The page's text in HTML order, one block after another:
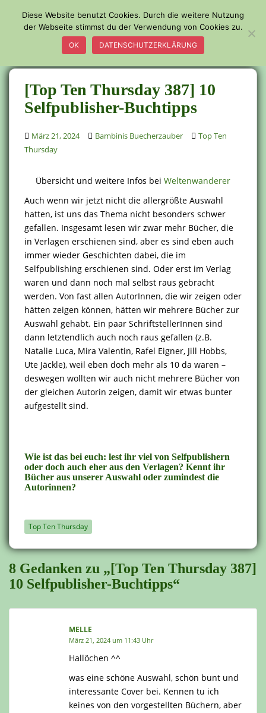
[Top Ten Thursday 387] 10
Selfpublisher-Buchtipps
März 21, 2024 Bambinis Buecherzauber
Top Ten
Thursday
Übersicht und weitere Infos bei Weltenwanderer
Auch wenn wir jetzt nicht die allergrößte Auswahl
hatten, ist uns das Thema nicht besonders schwer
gefallen. Insgesamt lesen wir zwar mehr Bücher, die
in Verlagen erschienen sind, aber es sind eben auch
immer wieder Geschichten dabei, die im
Selfpublishing erschienen sind. Oder erst im Verlag
waren und dann noch mal selbst raus gebracht
werden. Von fast allen AutorInnen, die wir zeigen oder
hätten zeigen können, hätten wir mehrere Bücher zur
Auswahl gehabt. Ein paar SchriftstellerInnen sind
dann letztendlich auch noch raus gefallen (z.B.
Natalie Luca, Mira Valentin, Rafel Eigner, Jill Hobbs,
Ute Jäckle), weil eben doch mehr als 10 da waren –
deswegen wollten wir auch nicht mehrere Bücher von
der gleichen Autorin zeigen, damit wir etwas bunter
aufgestellt sind.
Wie ist das bei euch: lest ihr viel von Selfpublishern
oder doch auch eher aus den Verlagen? Kennt ihr
Bücher aus unserer Auswahl oder zumindest die
Autorinnen?
Top Ten Thursday
8 Gedanken zu „[Top Ten Thursday 387]
10 Selfpublisher-Buchtipps“
MELLE
März 21, 2024 um 11:43 Uhr
Hallöchen ^^
was eine schöne Auswahl, schön bunt und
interessante Cover bei. Kennen tu ich
keines von den vorgestellten Büchern, aber
Diese Website benutzt Cookies. Durch die weitere Nutzung
der Webseite stimmst du der Verwendung von Cookies zu.
OK DATENSCHUTZERKLÄRUNG